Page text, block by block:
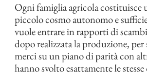
Ogni famiglia agricola costituisce
piccolo cosmo autonomo e
vuole entrare in rapporti di
dopo realizzata la produzione, per
merci su un piano di parità con
hanno svolto esattamente le